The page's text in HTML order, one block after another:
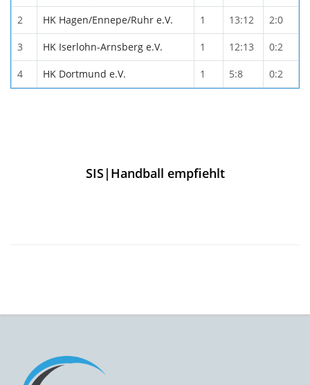
2 HK Hagen/Ennepe/Ruhr e.V. 1 13:12 2:0
3 HK Iserlohn-Arnsberg e.V. 1 12:13 0:2
4 HK Dortmund e.V. 1 5:8 0:2
SIS|Handball empfiehlt